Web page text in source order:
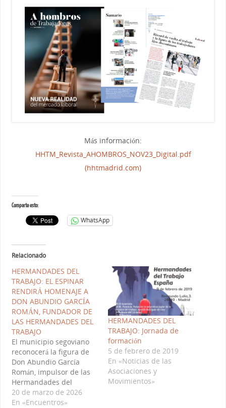
Más información:
HHTM_Revista_AHOMBROS_NOV23_ Digital.pdf
(hhtmadrid.com)
Comparte esto:
WhatsApp
Relacionado
HERMANDADES DEL
TRABAJO: EL ESPINAR
RENDIRÁ HOMENAJE A
DON ABUNDIO GARCÍA
ROMÁN, FUNDADOR DE
LAS HERMANDADES DEL
TRABAJO
El municipio segoviano
reconocerá la figura de
Don Abundio García
Román, impulsor de las
Hermandades del
Trabajo, en un homenaje
que pone en valor su
20 de marzo de 2026
En «Encuentros»
HERMANDADES DEL
TRABAJO: Jornada de
formación
5 de febrero de 2019
En «Noticias de las
Asociaciones y
Movimientos»